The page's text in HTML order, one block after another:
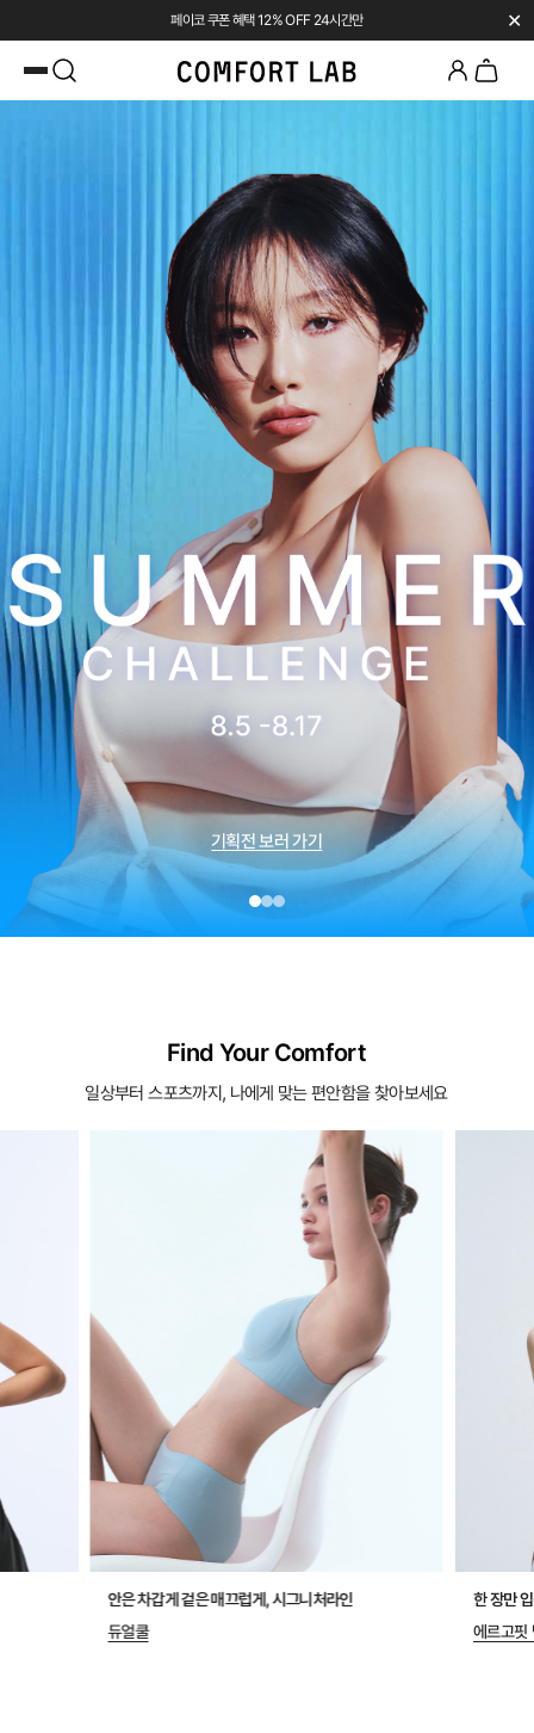
페이코 쿠폰 혜택 12% OFF 24시간만 ✕
I Love my
Curve
캠페인 보러 가기
Find Your Comfort
일상부터 스포츠까지, 나에게 맞는 편안함을 찾아보세요
안은 차갑게 겉은 매끄럽게, 시그니처라인
듀얼쿨
한 장만
에르고핏